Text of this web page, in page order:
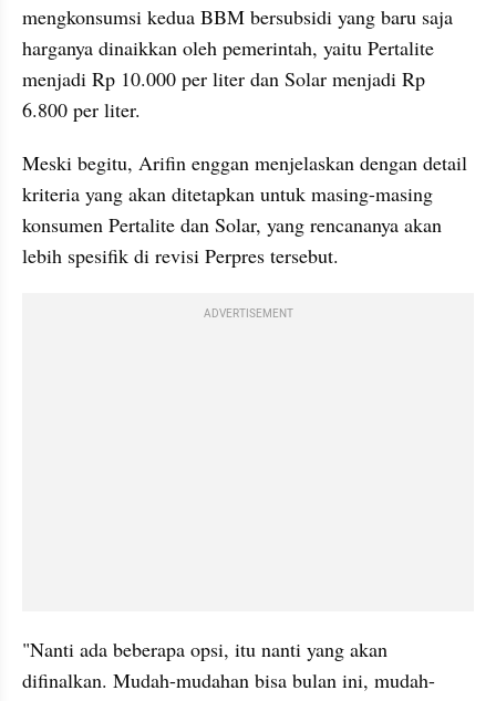
mengkonsumsi kedua BBM bersubsidi yang baru saja
harganya dinaikkan oleh pemerintah, yaitu Pertalite
menjadi Rp 10.000 per liter dan Solar menjadi Rp
6.800 per liter.
Meski begitu, Arifin enggan menjelaskan dengan detail
kriteria yang akan ditetapkan untuk masing-masing
konsumen Pertalite dan Solar, yang rencananya akan
lebih spesifik di revisi Perpres tersebut.
ADVERTISEMENT
"Nanti ada beberapa opsi, itu nanti yang akan
difinalkan. Mudah-mudahan bisa bulan ini, mudah-